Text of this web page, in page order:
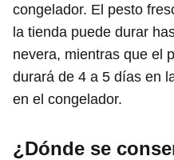
congelador. El pesto
la tienda puede durar
nevera, mientras que el
durará de 4 a 5 días en
en el congelador.
¿Dónde se